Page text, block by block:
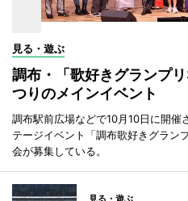
見る・遊ぶ
調布・「歌好きグランプ
つりのメインイベント
調布駅前広場などで10月10日に開催
テージイベント「調布歌好きグラン
会が募集している。
見る・遊ぶ